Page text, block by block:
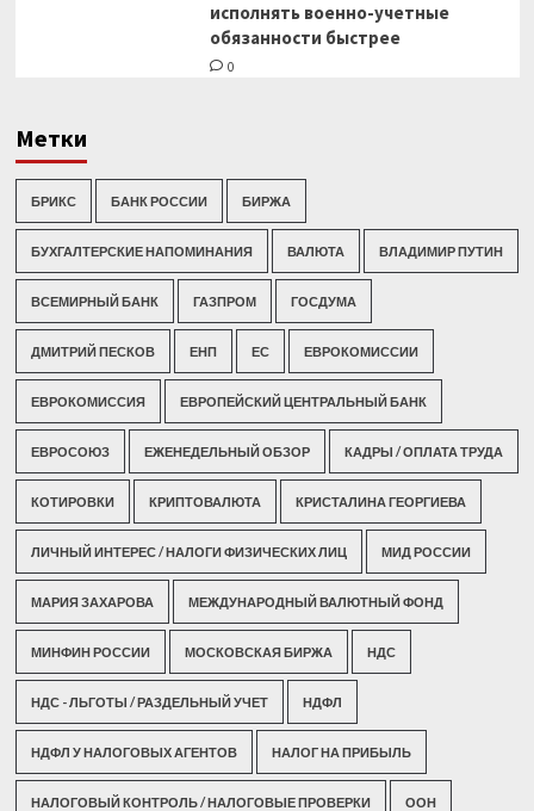
исполнять военно-учетные
обязанности быстрее
0
Метки
БРИКС БАНК РОССИИ БИРЖА
БУХГАЛТЕРСКИЕ НАПОМИНАНИЯ ВАЛЮТА ВЛАДИМИР ПУТИН
ВСЕМИРНЫЙ БАНК ГАЗПРОМ ГОСДУМА
ДМИТРИЙ ПЕСКОВ ЕНП ЕС ЕВРОКОМИССИИ
ЕВРОКОМИССИЯ ЕВРОПЕЙСКИЙ ЦЕНТРАЛЬНЫЙ БАНК
ЕВРОСОЮЗ ЕЖЕНЕДЕЛЬНЫЙ ОБЗОР КАДРЫ / ОПЛАТА ТРУДА
КОТИРОВКИ КРИПТОВАЛЮТА КРИСТАЛИНА ГЕОРГИЕВА
ЛИЧНЫЙ ИНТЕРЕС / НАЛОГИ ФИЗИЧЕСКИХ ЛИЦ МИД РОССИИ
МАРИЯ ЗАХАРОВА МЕЖДУНАРОДНЫЙ ВАЛЮТНЫЙ ФОНД
МИНФИН РОССИИ МОСКОВСКАЯ БИРЖА НДС
НДС - ЛЬГОТЫ / РАЗДЕЛЬНЫЙ УЧЕТ НДФЛ
НДФЛ У НАЛОГОВЫХ АГЕНТОВ НАЛОГ НА ПРИБЫЛЬ
НАЛОГОВЫЙ КОНТРОЛЬ / НАЛОГОВЫЕ ПРОВЕРКИ ООН